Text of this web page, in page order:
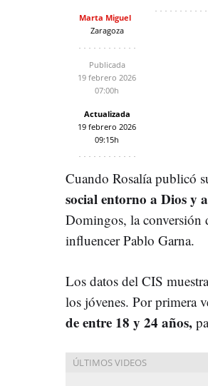
Marta Miguel
Zaragoza
Publicada
19 febrero 2026
07:00h
Actualizada
19 febrero 2026
09:15h
Cuando Rosalía publicó
social entorno a Dios y
Domingos, la conversión
influencer Pablo Garna.
Los datos del CIS
los jóvenes. Por primera
de entre 18 y 24 años,